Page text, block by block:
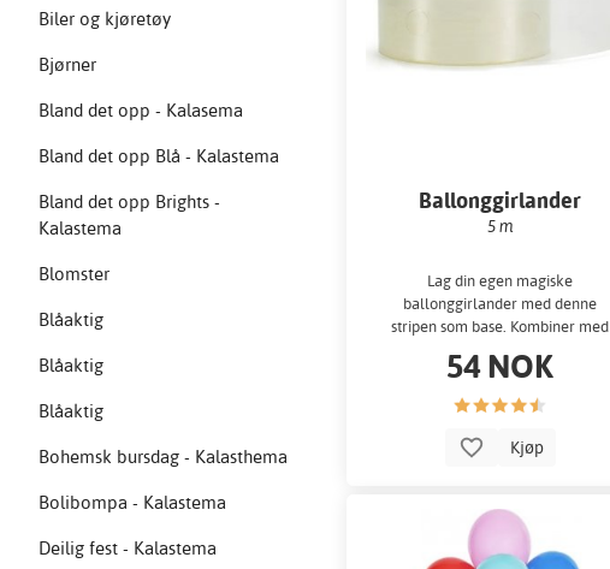
Biler og kjøretøy
Bjørner
Bland det opp - Kalasema
Bland det opp Blå - Kalastema
Bland det opp Brights -
Kalastema
Blomster
Blåaktig
Blåaktig
Blåaktig
Bohemsk bursdag - Kalasthema
Bolibompa - Kalastema
Deilig fest - Kalastema
Ballonggirlander
5 m
Lag din egen magiske
ballonggirlander med denne
stripen som base. Kombiner med
54 NOK
Kjøp